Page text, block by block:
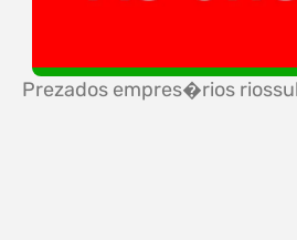
Prezados empres�rios